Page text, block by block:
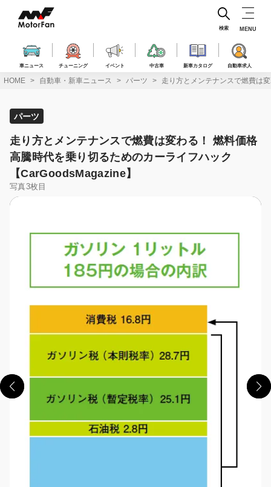
ス
車ニュース チューニング イベント 中古車 新車カタログ 自動車求人
検索 MENU
HOME 自動車・新車ニュース パーツ 走り方とメンテナンスで燃費は
パーツ
走り方とメンテナンスで燃費は変わる！ 燃料価格
高騰時代を乗り切るためのカーライフハック
【CarGoodsMagazine】
写真3枚目